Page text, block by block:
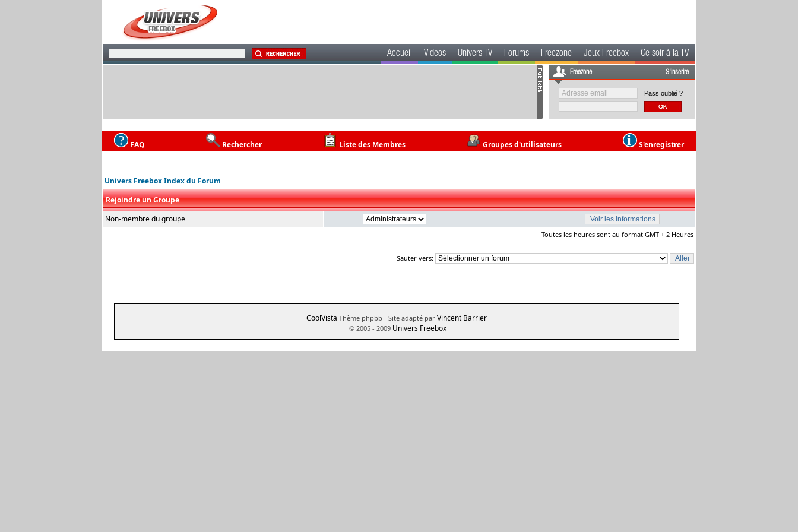
Accueil Videos Univers TV Forums Freezone Jeux Freebox Ce soir à la TV
Freezone S'inscrire
Pass oublié ?
FAQ Rechercher Liste des Membres Groupes d'utilisateurs S'enregistrer
Univers Freebox Index du Forum
Rejoindre un Groupe
Non-membre du groupe
Toutes les heures sont au format GMT + 2 Heures
Sauter vers:
CoolVista Thème phpbb - Site adapté par Vincent Barrier
© 2005 - 2009 Univers Freebox